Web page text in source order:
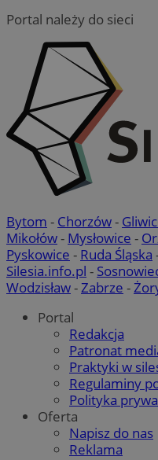
Portal należy do sieci
Bytom - Chorzów-
Mikołów- Mysłowice -
Pyskowice - Ruda Śląska
Silesia.info.pl -
Wodzisław- Zabrze -
Portal
Redakcja
Patronat
Praktyki w
Regulaminy
Polityka
Oferta
Napisz do nas
Reklama